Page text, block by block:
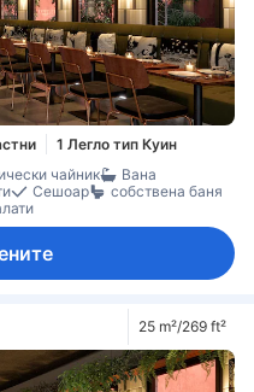
1 Легло тип Куин
чайник
Вана
Сешоар
собствена баня
25 m²/269 ft²